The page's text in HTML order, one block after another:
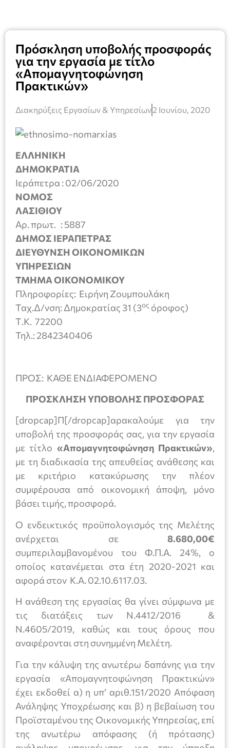
Πρόσκληση υποβολής προσφοράς
για την εργασία με τίτλο
«Απομαγνητοφώνηση
Πρακτικών»
Διακηρύξεις Εργασίων & Υπηρεσίων2 Ιουνίου, 2020
ΕΛΛΗΝΙΚΗ
Ιεράπετρα : 02/06/2020
ΝΟΜΟΣ
Αρ. πρωτ. : 5887
ΔΗΜΟΣ ΙΕΡΑΠΕΤΡΑΣ
ΔΙΕΥΘΥΝΣΗ ΟΙΚΟΝΟΜΙΚΩΝ
ΥΠΗΡΕΣΙΩΝ
ΤΜΗΜΑ ΟΙΚΟΝΟΜΙΚΟΥ
Πληροφορίες: Ειρήνη Ζουμπουλάκη
Ταχ.Δ/νση: Δημοκρατίας 31 (3ος όροφος)
Τ.Κ. 72200
Τηλ.: 2842340406
ΠΡΟΣ: ΚΑΘΕ ΕΝΔΙΑΦΕΡΟΜΕΝΟ
ΠΡΟΣΚΛΗΣΗΥΠΟΒΟΛΗΣ ΠΡΟΣΦΟΡΑΣ
[dropcap]Π[/dropcap]αρακαλούμε για την
υποβολή της προσφοράς σας, για την εργασία
με τίτλο «Απομαγνητοφώνηση Πρακτικών»,
με τη διαδικασία της απευθείας ανάθεσης και
με κριτήριο κατακύρωσης την πλέον
συμφέρουσα από οικονομική άποψη, μόνο
βάσει τιμής, προσφορά.
Ο ενδεικτικός προϋπολογισμός της Μελέτης
ανέρχεται σε 8.680,00€
συμπεριλαμβανομένου του Φ.Π.Α. 24%, ο
οποίος κατανέμεται στα έτη 2020-2021 και
αφορά στον Κ.Α. 02.10.6117.03.
Η ανάθεση της εργασίας θα γίνει σύμφωνα με
τις διατάξεις των Ν.4412/2016 &
Ν.4605/2019, καθώς και τους όρους που
αναφέρονται στη συνημμένη Μελέτη.
Για την κάλυψη της ανωτέρω δαπάνης για την
εργασία «Απομαγνητοφώνηση Πρακτικών»
έχει εκδοθεί α) η υπ’ αριθ.151/2020 Απόφαση
Ανάληψης Υποχρέωσης και β) η βεβαίωση του
Προϊσταμένου της Οικονομικής Υπηρεσίας, επί
της ανωτέρω απόφασης (ή πρότασης)